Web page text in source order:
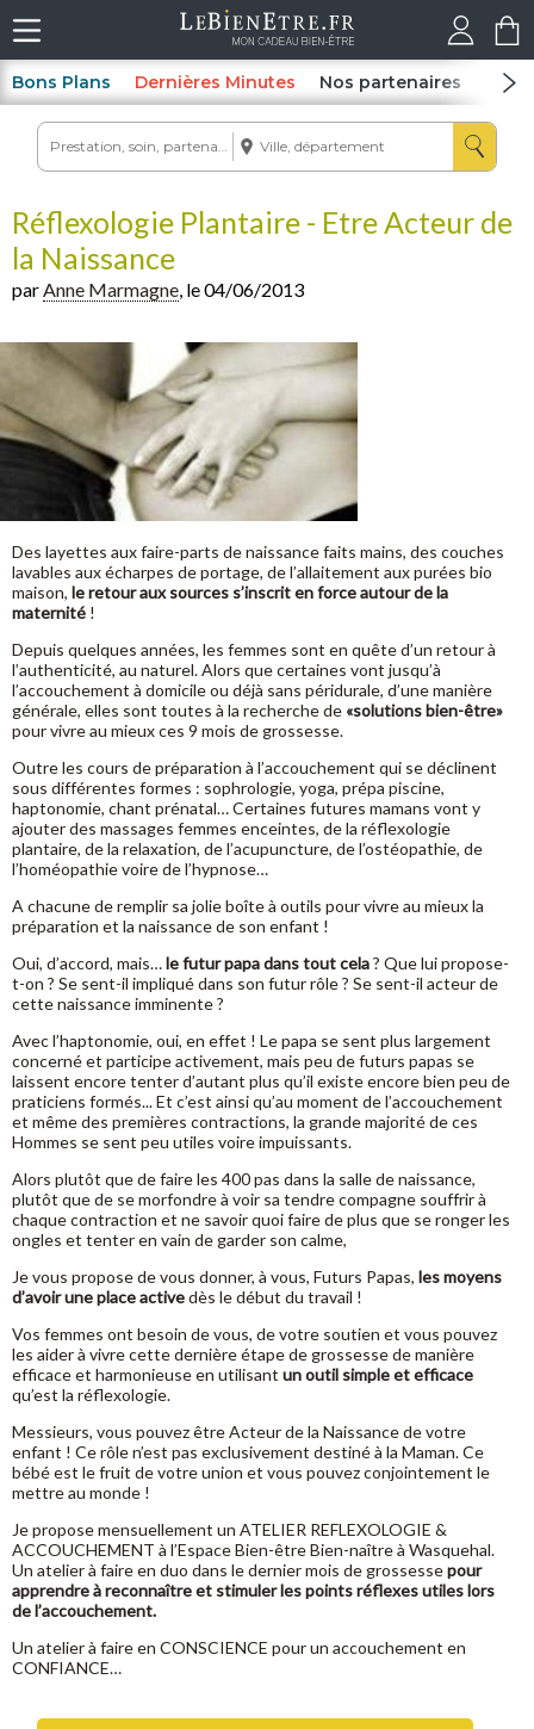
Bons Plans Dernières Minutes Nos partenaires Spas
Réflexologie Plantaire - Etre Acteur de
la Naissance
parAnne Marmagne, le 04/06/2013
Des layettes aux faire-parts de naissance faits mains, des couches
lavables aux écharpes de portage, de l’allaitement aux purées bio
maison, le retour aux sources s’inscrit en force autour de la
maternité !
Depuis quelques années, les femmes sont en quête d’un retour à
l’authenticité, au naturel. Alors que certaines vont jusqu’à
l’accouchement à domicile ou déjà sans péridurale, d’une manière
générale, elles sont toutes à la recherche de «solutions bien-être»
pour vivre au mieux ces 9 mois de grossesse.
Outre les cours de préparation à l’accouchement qui se déclinent
sous différentes formes : sophrologie, yoga, prépa piscine,
haptonomie, chant prénatal… Certaines futures mamans vont y
ajouter des massages femmes enceintes, de la réflexologie
plantaire, de la relaxation, de l’acupuncture, de l’ostéopathie, de
l’homéopathie voire de l’hypnose…
A chacune de remplir sa jolie boîte à outils pour vivre au mieux la
préparation et la naissance de son enfant !
Oui, d’accord, mais…le futur papa dans tout cela? Que lui propose-
t-on ? Se sent-il impliqué dans son futur rôle ? Se sent-il acteur de
cette naissance imminente ?
Avec l’haptonomie, oui, en effet ! Le papa se sent plus largement
concerné et participe activement, mais peu de futurs papas se
laissent encore tenter d’autant plus qu’il existe encore bien peu de
praticiens formés... Et c’est ainsi qu’au moment de l’accouchement
et même des premières contractions, la grande majorité de ces
Hommes se sent peu utiles voire impuissants.
Alors plutôt que de faire les 400 pas dans la salle de naissance,
plutôt que de se morfondre à voir sa tendre compagne souffrir à
chaque contraction et ne savoir quoi faire de plus que se ronger les
ongles et tenter en vain de garder son calme,
Je vous propose de vous donner, à vous, Futurs Papas, les moyens
d’avoir une place activedès le début du travail !
Vos femmes ont besoin de vous, de votre soutien et vous pouvez
les aider à vivre cette dernière étape de grossesse de manière
efficace et harmonieuse en utilisant un outil simple et efficace
qu’est la réflexologie.
Messieurs, vous pouvez être Acteur de la Naissance de votre
enfant ! Ce rôle n’est pas exclusivement destiné à la Maman. Ce
bébé est le fruit de votre union et vous pouvez conjointement le
mettre au monde !
Je propose mensuellement un ATELIER REFLEXOLOGIE &
ACCOUCHEMENT à l’Espace Bien-être Bien-naître à Wasquehal.
Un atelier à faire en duo dans le dernier mois de grossessepour
apprendre à reconnaître et stimuler les points réflexes utiles lors
de l’accouchement.
Un atelier à faire en CONSCIENCE pour un accouchement en
CONFIANCE…